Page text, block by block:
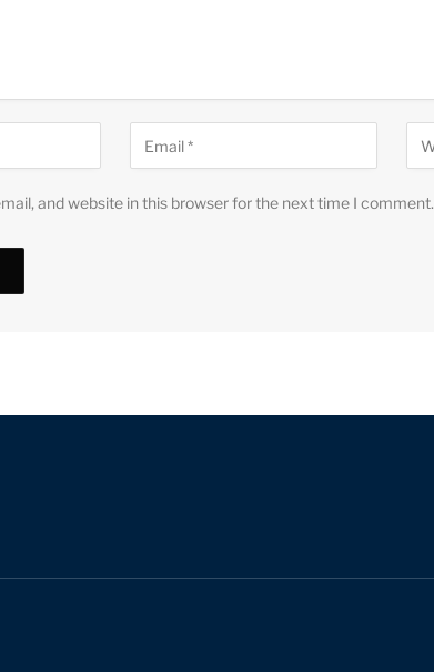
and website in this browser for the next time I comment.